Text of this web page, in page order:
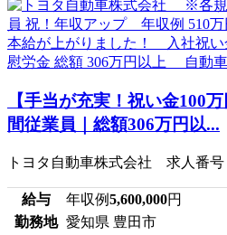
【手当が充実！祝い金100
間従業員｜総額306万円以...
トヨタ自動車株式会社 求人番号
給与 年収例5,600,000円
勤務地 愛知県 豊田市